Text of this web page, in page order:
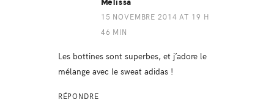
Mélissa
15 NOVEMBRE 2014 AT 19 H
46 MIN
Les bottines sont superbes, et j’adore le
mélange avec le sweat adidas !
RÉPONDRE